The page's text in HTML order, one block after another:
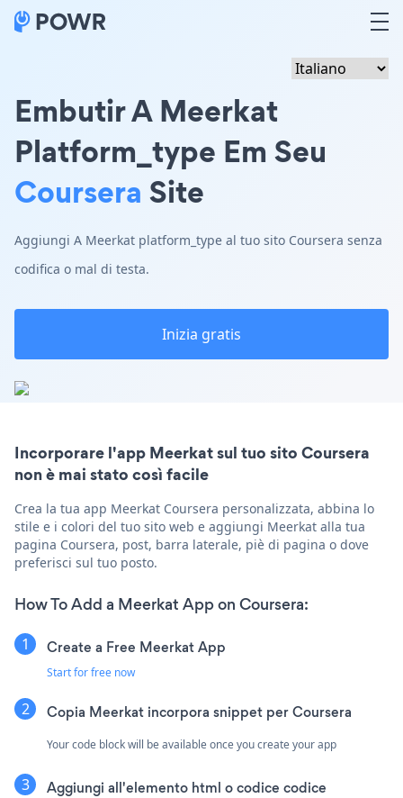
Embutir A Meerkat
Platform_type Em Seu
Coursera Site
Aggiungi A Meerkat platform_type al tuo sito Coursera senza
codifica o mal di testa.
Inizia gratis
Incorporare l'app Meerkat sul tuo sito Coursera
non è mai stato così facile
Crea la tua app Meerkat Coursera personalizzata, abbina lo
stile e i colori del tuo sito web e aggiungi Meerkat alla tua
pagina Coursera, post, barra laterale, piè di pagina o dove
preferisci sul tuo posto.
How To Add a Meerkat App on Coursera:
Create a Free Meerkat App
Start for free now
Copia Meerkat incorpora snippet per Coursera
Your code block will be available once you create your app
Aggiungi all'elemento html o codice codice